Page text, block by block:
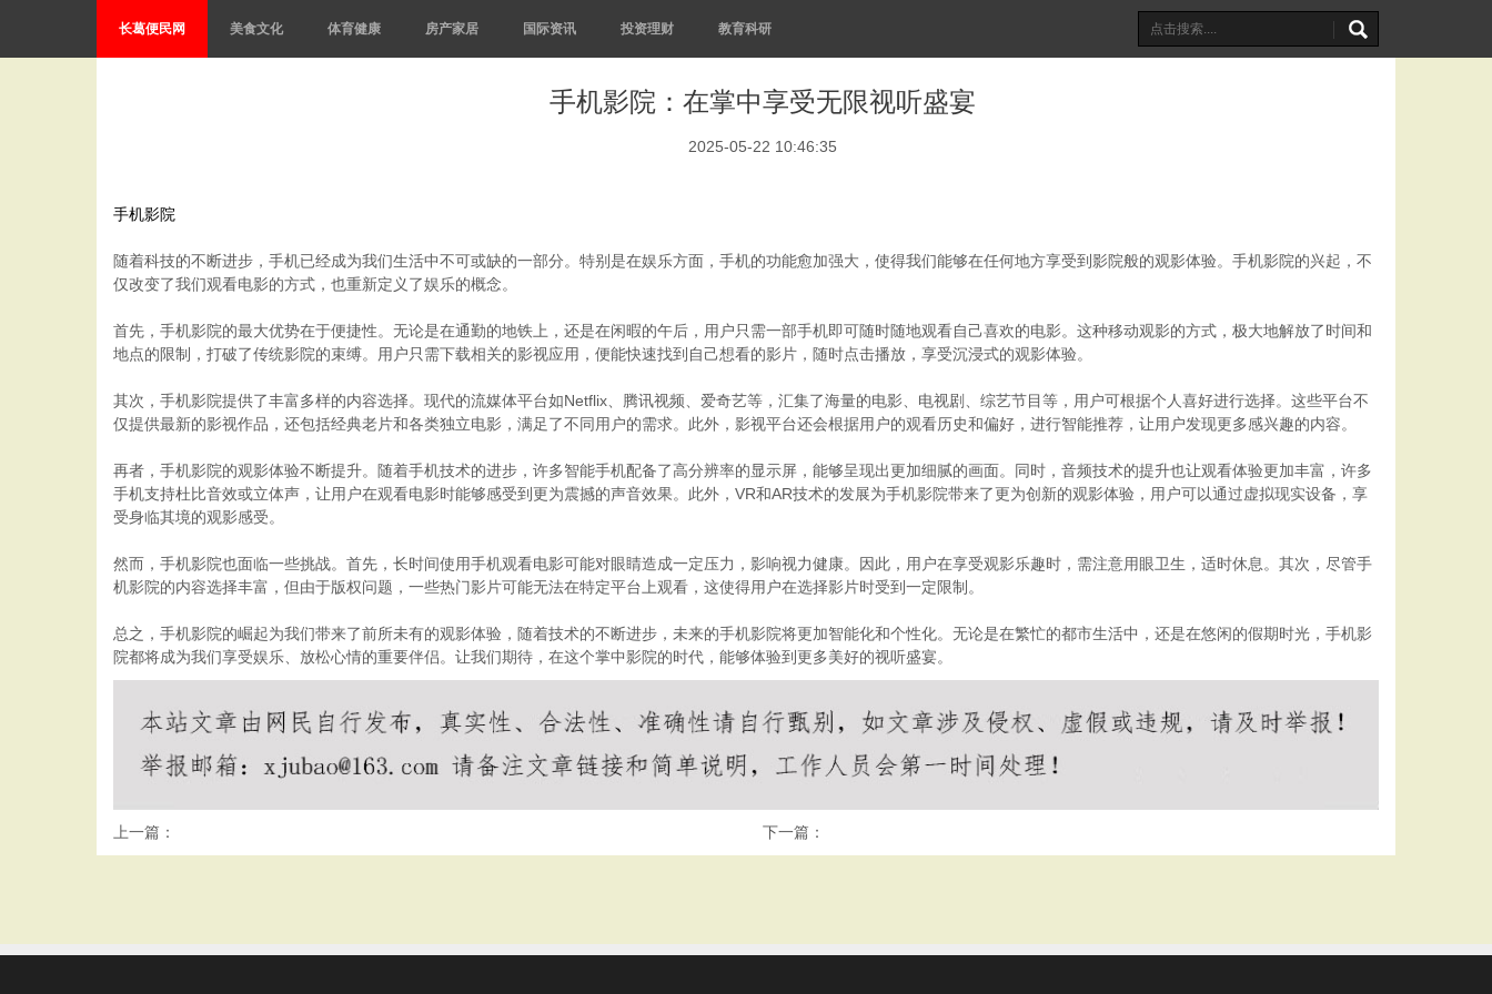
长葛便民网 美食文化 体育健康 房产家居 国际资讯 投资理财 教育科研
手机影院：在掌中享受无限视听盛宴
2025-05-22 10:46:35
手机影院
随着科技的不断进步，手机已经成为我们生活中不可或缺的一部分。特别是在娱乐方面，手机的功能愈加强大，使得我们能够在任何地方享受到影院般的观影体验。手机影院的兴起，不
仅改变了我们观看电影的方式，也重新定义了娱乐的概念。
首先，手机影院的最大优势在于便捷性。无论是在通勤的地铁上，还是在闲暇的午后，用户只需一部手机即可随时随地观看自己喜欢的电影。这种移动观影的方式，极大地解放了时间和
地点的限制，打破了传统影院的束缚。用户只需下载相关的影视应用，便能快速找到自己想看的影片，随时点击播放，享受沉浸式的观影体验。
其次，手机影院提供了丰富多样的内容选择。现代的流媒体平台如Netflix、腾讯视频、爱奇艺等，汇集了海量的电影、电视剧、综艺节目等，用户可根据个人喜好进行选择。这些平台不
仅提供最新的影视作品，还包括经典老片和各类独立电影，满足了不同用户的需求。此外，影视平台还会根据用户的观看历史和偏好，进行智能推荐，让用户发现更多感兴趣的内容。
再者，手机影院的观影体验不断提升。随着手机技术的进步，许多智能手机配备了高分辨率的显示屏，能够呈现出更加细腻的画面。同时，音频技术的提升也让观看体验更加丰富，许多
手机支持杜比音效或立体声，让用户在观看电影时能够感受到更为震撼的声音效果。此外，VR和AR技术的发展为手机影院带来了更为创新的观影体验，用户可以通过虚拟现实设备，享
受身临其境的观影感受。
然而，手机影院也面临一些挑战。首先，长时间使用手机观看电影可能对眼睛造成一定压力，影响视力健康。因此，用户在享受观影乐趣时，需注意用眼卫生，适时休息。其次，尽管手
机影院的内容选择丰富，但由于版权问题，一些热门影片可能无法在特定平台上观看，这使得用户在选择影片时受到一定限制。
总之，手机影院的崛起为我们带来了前所未有的观影体验，随着技术的不断进步，未来的手机影院将更加智能化和个性化。无论是在繁忙的都市生活中，还是在悠闲的假期时光，手机影
院都将成为我们享受娱乐、放松心情的重要伴侣。让我们期待，在这个掌中影院的时代，能够体验到更多美好的视听盛宴。
上一篇： 下一篇：